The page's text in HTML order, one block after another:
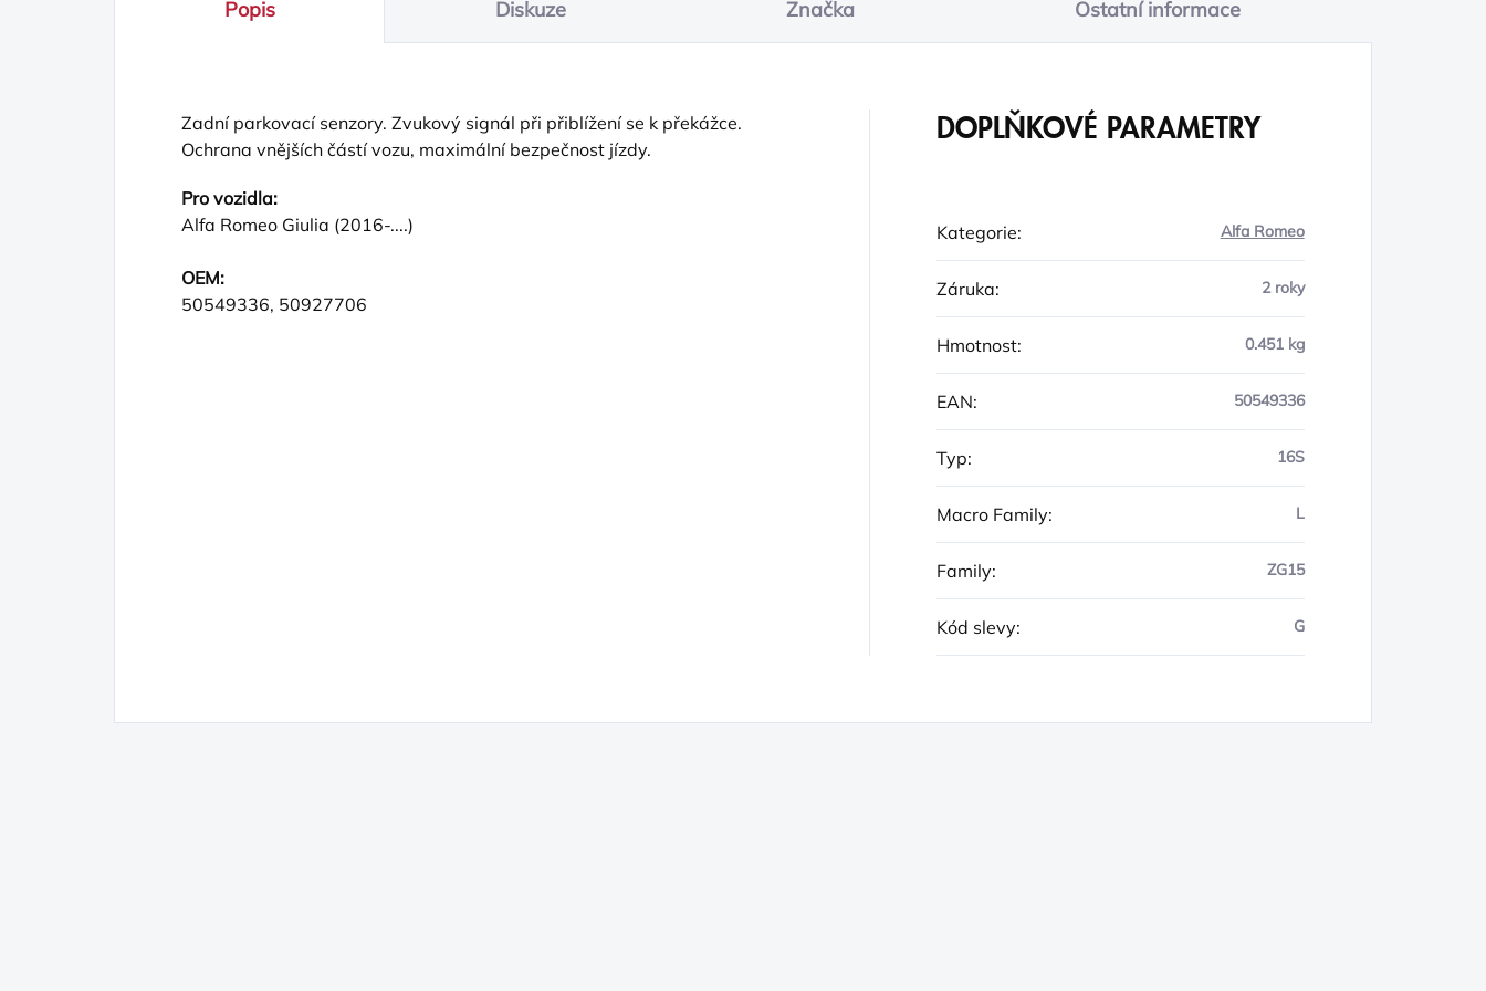
Popis Diskuze Značka Ostatní informace
Zadní parkovací senzory. Zvukový signál při přiblížení se k překážce.
Ochrana vnějších částí vozu, maximální bezpečnost jízdy.
Pro vozidla:
Alfa Romeo Giulia (2016-....)
OEM:
50549336, 50927706
DOPLŇKOVÉ PARAMETRY
Kategorie: Alfa Romeo
Záruka: 2 roky
Hmotnost: 0.451 kg
EAN: 50549336
Typ: 16S
Macro Family: L
Family: ZG15
Kód slevy: G